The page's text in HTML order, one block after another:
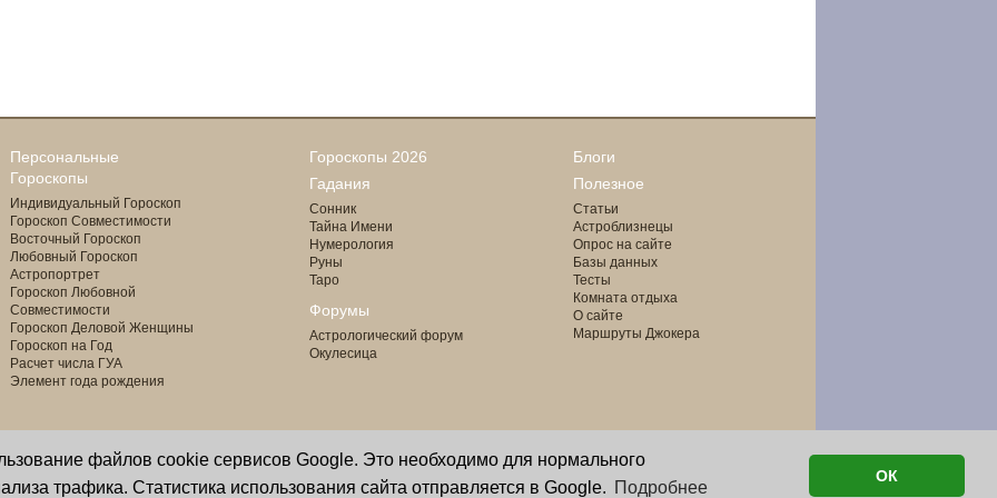
файлов cookie сервисов Google. Это необходимо для нормального
трафика. Статистика использования сайта отправляется в Google. Подробнее
ОК
Персональные
Гороскопы
Индивидуальный Гороскоп
Гороскоп Совместимости
Восточный Гороскоп
Любовный Гороскоп
Астропортрет
Гороскоп Любовной
Совместимости
Гороскоп Деловой Женщины
Гороскоп на Год
Расчет числа ГУА
Элемент года рождения
Гороскопы 2026
Гадания
Сонник
Тайна Имени
Нумерология
Руны
Таро
Форумы
Астрологический форум
Окулесица
Блоги
Полезное
Статьи
Астроблизнецы
Опрос на сайте
Базы данных
Тесты
Комната отдыха
О сайте
Маршруты Джокера
Copyright © 2000 - 2026 Oculus
Все права защищены
астролог И. Звягина
программист Ю. Данилов